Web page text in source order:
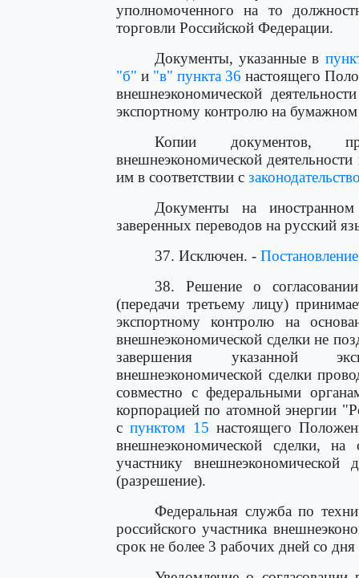
уполномоченного на то
торговли Российской Федерации.
Документы, указанные в
"б" и "в" пункта 36 настоящего
внешнеэкономической
экспортному контролю на бумажном
Копии документов,
внешнеэкономической
им в соответствии с
Документы на
заверенных переводов на русский
37. Исключен. - Постановление
38. Решение о
(передачи третьему лицу)
экспортному контролю на
внешнеэкономической сделки не
завершения указанной
внешнеэкономической сделки
совместно с федеральными
корпорацией по атомной энергии
спунктом 15 настоящего
внешнеэкономической сделки, на
участнику внешнеэкономической
(разрешение).
Федеральная служба по
российского участника
срок не более 3 рабочих дней со